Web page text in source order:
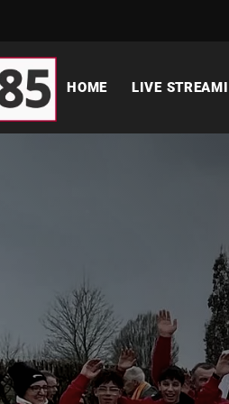
HOME LIVE